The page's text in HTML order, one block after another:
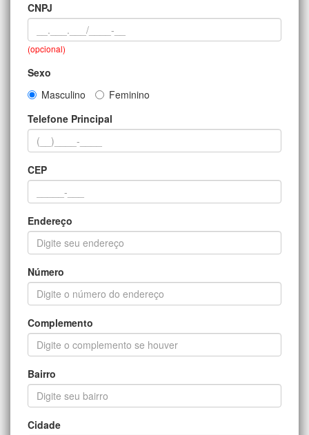
CNPJ
(opcional)
Sexo
Masculino
Feminino
Telefone Principal
CEP
Endereço
Número
Complemento
Bairro
Cidade